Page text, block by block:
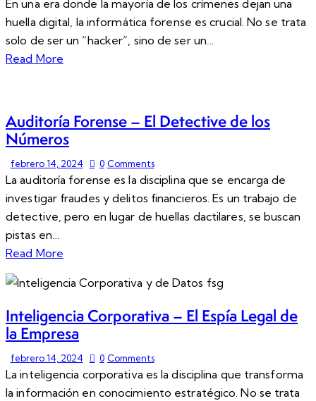
En una era donde la mayoría de los crímenes dejan una
huella digital, la informática forense es crucial. No se trata
solo de ser un “hacker”, sino de ser un…
Read More
Auditoría Forense – El Detective de los
Números
febrero 14, 2024 0 Comments
La auditoría forense es la disciplina que se encarga de
investigar fraudes y delitos financieros. Es un trabajo de
detective, pero en lugar de huellas dactilares, se buscan
pistas en…
Read More
Inteligencia Corporativa – El Espía Legal de
la Empresa
febrero 14, 2024 0 Comments
La inteligencia corporativa es la disciplina que transforma
la información en conocimiento estratégico. No se trata